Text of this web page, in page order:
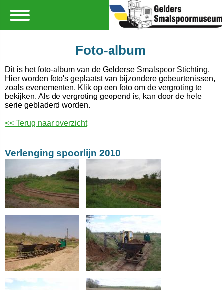
Foto-album
Dit is het foto-album van de Gelderse Smalspoor Stichting.
Hier worden foto's geplaatst van bijzondere gebeurtenissen,
zoals evenementen. Klik op een foto om de vergroting te
bekijken. Als de vergroting geopend is, kan door de hele
serie gebladerd worden.
<< Terug naar overzicht
Verlenging spoorlijn 2010